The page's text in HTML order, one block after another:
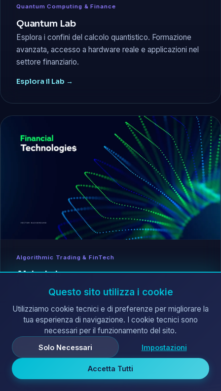
Quantum Computing & Finance
Quantum Lab
Esplora i confini del calcolo quantistico. Formazione
avanzata, accesso a hardware reale e applicazioni nel
settore finanziario.
Esplora il Lab →
Algorithmic Trading & FinTech
Alpha Lab
Strategie algoritmiche e sistemi di trading
analisi quantitativa e soluzioni FinTech all'avanguardia.
Esplora il Lab →
Questo sito utilizza i cookie
Utilizziamo cookie tecnici e di preferenze per migliorare la
tua esperienza di navigazione. I cookie tecnici sono
necessari per il funzionamento del sito.
Solo Necessari Impostazioni
Accetta Tutti